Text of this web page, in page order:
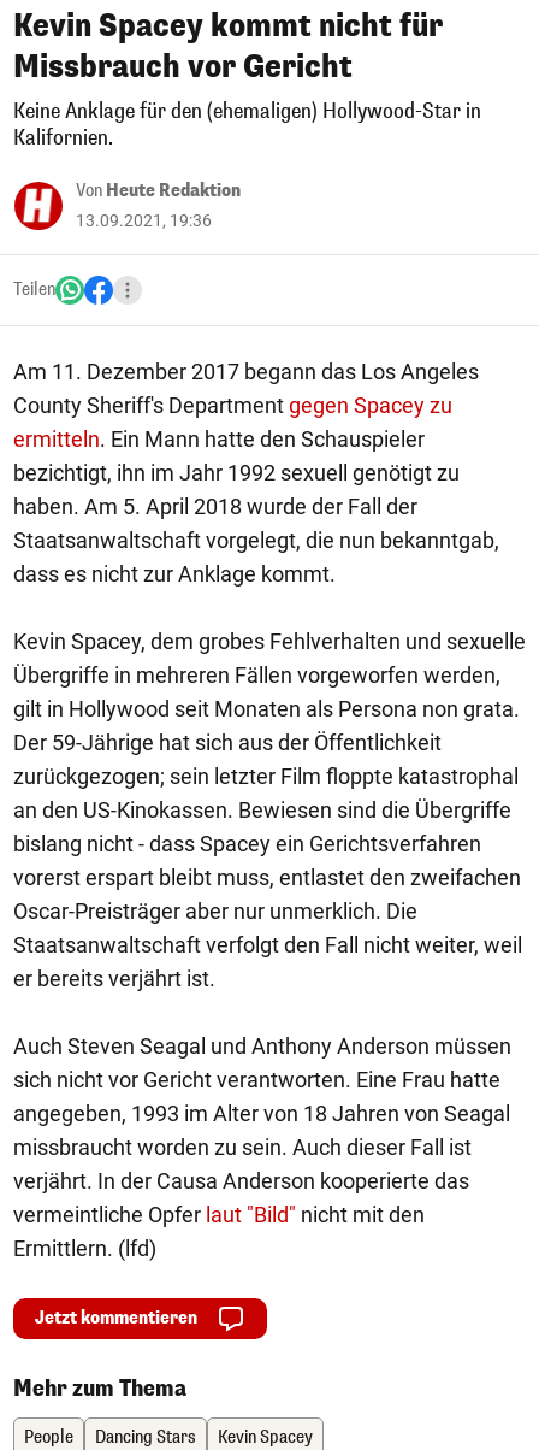
Kevin Spacey kommt nicht für
Missbrauch vor Gericht
Keine Anklage für den (ehemaligen) Hollywood-Star in
Kalifornien.
Von Heute Redaktion
13.09.2021, 19:36
Teilen
Am 11. Dezember 2017 begann das Los Angeles
County Sheriff's Departmentgegen Spacey zu
ermitteln. Ein Mann hatte den Schauspieler
bezichtigt, ihn im Jahr 1992 sexuell genötigt zu
haben. Am 5. April 2018 wurde der Fall der
Staatsanwaltschaft vorgelegt, die nun bekanntgab,
dass es nicht zur Anklage kommt.
Kevin Spacey, dem grobes Fehlverhalten und sexuelle
Übergriffe in mehreren Fällen vorgeworfen werden,
gilt in Hollywood seit Monaten als Persona non grata.
Der 59-Jährige hat sich aus der Öffentlichkeit
zurückgezogen; sein letzter Film floppte katastrophal
an den US-Kinokassen. Bewiesen sind die Übergriffe
bislang nicht - dass Spacey ein Gerichtsverfahren
vorerst erspart bleibt muss, entlastet den zweifachen
Oscar-Preisträger aber nur unmerklich. Die
Staatsanwaltschaft verfolgt den Fall nicht weiter, weil
er bereits verjährt ist.
Auch Steven Seagal und Anthony Anderson müssen
sich nicht vor Gericht verantworten. Eine Frau hatte
angegeben, 1993 im Alter von 18 Jahren von Seagal
missbraucht worden zu sein. Auch dieser Fall ist
verjährt. In der Causa Anderson kooperierte das
vermeintliche Opfer laut "Bild" nicht mit den
Ermittlern. (lfd)
Jetzt kommentieren
Mehr zum Thema
People Dancing Stars Kevin Spacey